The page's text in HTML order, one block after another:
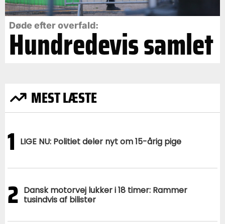
Døde efter overfald:
Hundredevis samlet
MEST LÆSTE
1 LIGE NU: Politiet deler nyt om 15-årig pige
2 Dansk motorvej lukker i 18 timer: Rammer
tusindvis af bilister